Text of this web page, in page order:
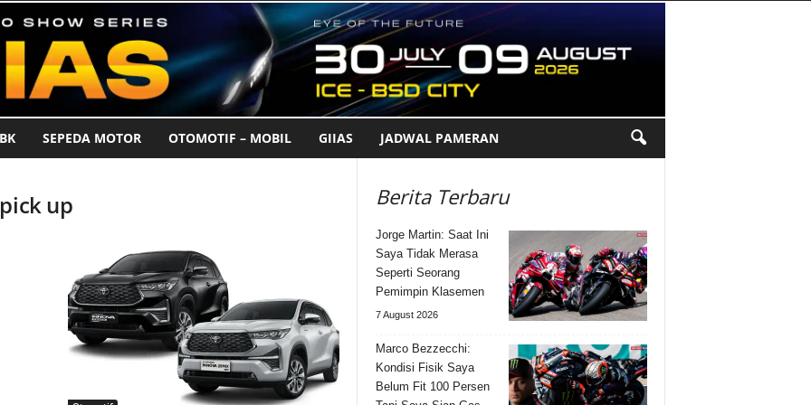
SEPEDA MOTOR OTOMOTIF – MOBIL GIIAS JADWAL PAMERAN
up Berita Terbaru
Jorge Martin: Saat Ini
Saya Tidak Merasa
Seperti Seorang
Pemimpin Klasemen
7 August 2026
Marco Bezzecchi:
Kondisi Fisik Saya
Belum Fit 100 Persen